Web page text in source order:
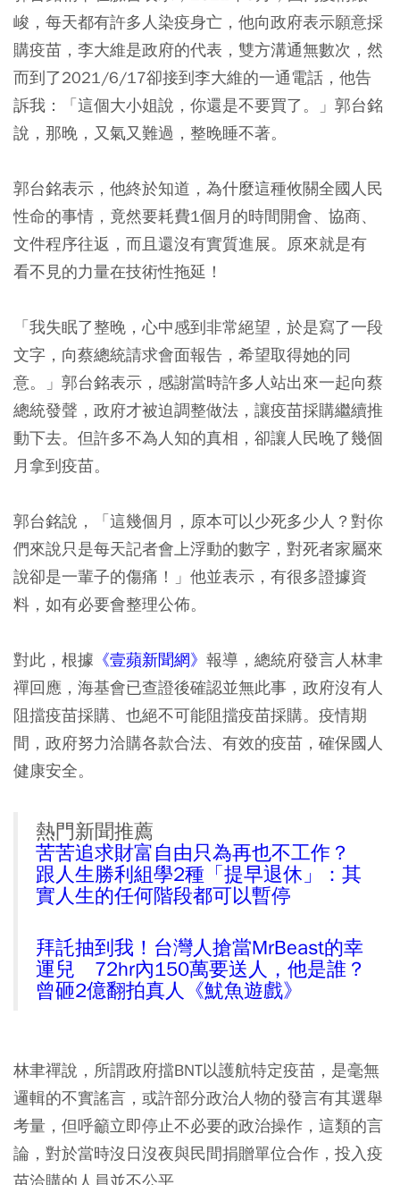
峻，每天都有許多人染疫身亡，他向政府表示願意採
購疫苗，李大維是政府的代表，雙方溝通無數次，然
而到了2021/6/17卻接到李大維的一通電話，他告
訴我：「這個大小姐說，你還是不要買了。」郭台銘
說，那晚，又氣又難過，整晚睡不著。
郭台銘表示，他終於知道，為什麼這種攸關全國人民
性命的事情，竟然要耗費1個月的時間開會、協商、
文件程序往返，而且還沒有實質進展。原來就是有
看不見的力量在技術性拖延！
「我失眠了整晚，心中感到非常絕望，於是寫了一段
文字，向蔡總統請求會面報告，希望取得她的同
意。」郭台銘表示，感謝當時許多人站出來一起向蔡
總統發聲，政府才被迫調整做法，讓疫苗採購繼續推
動下去。但許多不為人知的真相，卻讓人民晚了幾個
月拿到疫苗。
郭台銘說，「這幾個月，原本可以少死多少人？對你
們來說只是每天記者會上浮動的數字，對死者家屬來
說卻是一輩子的傷痛！」他並表示，有很多證據資
料，如有必要會整理公佈。
對此，根據 《壹蘋新聞網》 報導，總統府發言人林聿
禪回應，海基會已查證後確認並無此事，政府沒有人
阻擋疫苗採購、也絕不可能阻擋疫苗採購。疫情期
間，政府努力洽購各款合法、有效的疫苗，確保國人
健康安全。
熱門新聞推薦
苦苦追求財富自由只為再也不工作？
跟人生勝利組學2種「提早退休」：其
實人生的任何階段都可以暫停
拜託抽到我！台灣人搶當MrBeast的幸
運兒 72hr內150萬要送人，他是誰？
曾砸2億翻拍真人《魷魚遊戲》
林聿禪說，所謂政府擋BNT以護航特定疫苗，是毫無
邏輯的不實謠言，或許部分政治人物的發言有其選舉
考量，但呼籲立即停止不必要的政治操作，這類的言
論，對於當時沒日沒夜與民間捐贈單位合作，投入疫
苗洽購的人員並不公平。